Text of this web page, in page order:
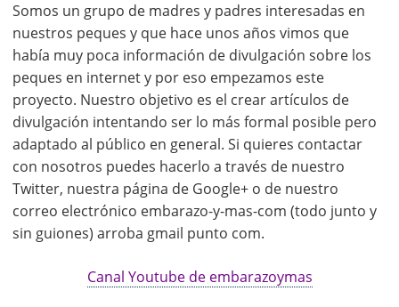
Somos un grupo de madres y padres interesadas en
nuestros peques y que hace unos años vimos que
había muy poca información de divulgación sobre los
peques en internet y por eso empezamos este
proyecto. Nuestro objetivo es el crear artículos de
divulgación intentando ser lo más formal posible pero
adaptado al público en general. Si quieres contactar
con nosotros puedes hacerlo a través de nuestro
Twitter, nuestra página de Google+ o de nuestro
correo electrónico embarazo-y-mas-com (todo junto y
sin guiones) arroba gmail punto com.
Canal Youtube de embarazoymas